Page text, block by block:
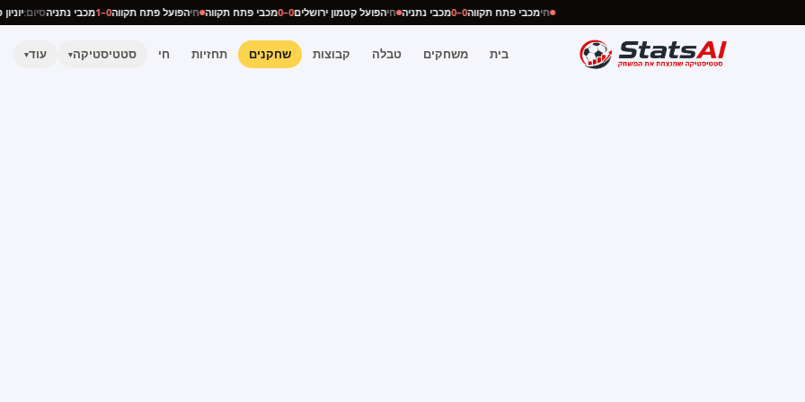
חימכבי פתח תקווה0–0 מכבי נתניה חיהפועל קטמון ירושלים0–0 מכבי פתח תקווה חיהפועל פתח תקווה0–1 מכבי נתניהסיום:
בית משחקים טבלה קבוצות שחקנים תחזיות חי סטטיסטיקה▾ עוד▾